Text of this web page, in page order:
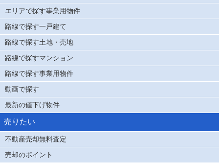
エリアで探す事業用物件
路線で探す一戸建て
路線で探す土地・売地
路線で探すマンション
路線で探す事業用物件
動画で探す
最新の値下げ物件
売りたい
不動産売却無料査定
売却のポイント